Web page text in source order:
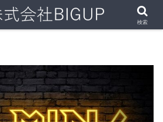
検索